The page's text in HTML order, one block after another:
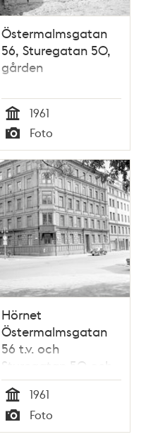
Östermalmsgatan
56, Sturegatan 50,
gården
Tid
1961
Typ
Foto
Hörnet
Östermalmsgatan
56 t.v. och
Sturegatan 50 och
48 t.h.
Tid
1961
Typ
Foto